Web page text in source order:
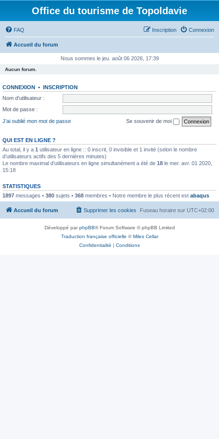
Office du tourisme de Topoldavie
FAQ Connexion
Inscription
Accueil du forum
Nous sommes le jeu. août 06 2026, 17:39
Aucun forum.
CONNEXION • INSCRIPTION
Nom d’utilisateur :
Mot de passe :
J’ai oublié mon mot de passe
Se souvenir de moi
QUI EST EN LIGNE ?
Au total, il y a 1 utilisateur en ligne :: 0 inscrit, 0 invisible et 1 invité (selon le nombre
d’utilisateurs actifs des 5 dernières minutes)
Le nombre maximal d’utilisateurs en ligne simultanément a été de 18 le mer. avr. 01 2020,
15:18
STATISTIQUES
1897 messages • 380 sujets • 368 membres • Notre membre le plus récent est abaqus
Accueil du forum Fuseau horaire sur UTC+02:00
Supprimer les cookies
Développé parphpBB® Forum Software © phpBB Limited
Traduction française officielle ©Miles Cellar
Confidentialité | Conditions